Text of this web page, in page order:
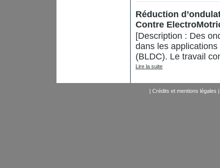
Réduction
Contre
[Description : Des
dans les
(BLDC). Le travail
Lire la suite
| Crédits et mentions légales